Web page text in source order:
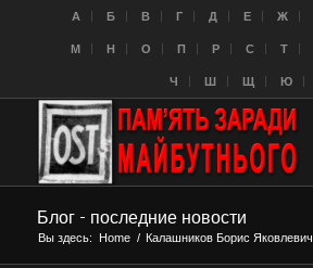
A Б В Г Д Е Ж
M Н О П Р С Т
Ч Ш Щ Ю
Блог - последние новости
Вы здесь: Home / Калашников Борис Яковлевич